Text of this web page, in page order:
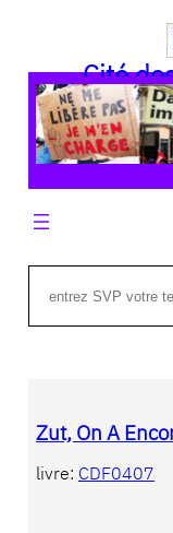
contenu Cité
Zut, On A
livre: CDF0407